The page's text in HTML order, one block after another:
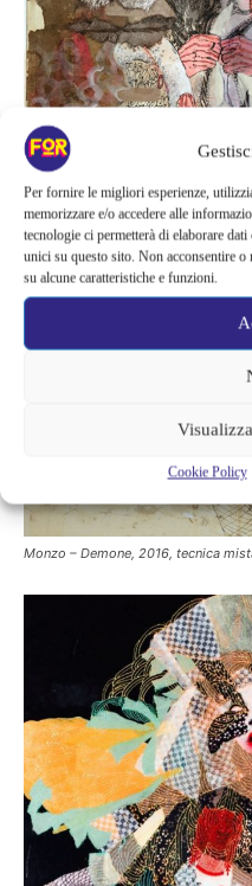
Per fornire le migliori esperienze,
memorizzare e/o accedere alle
tecnologie ci permetterà di elaborare
unici su questo sito. Non acconsentire
su alcune caratteristiche e funzioni.
Cookie Policy
Monzo – Demone, 2016, tecnica